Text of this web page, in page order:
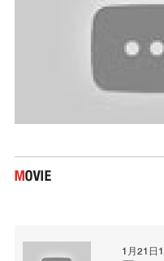
1月21日